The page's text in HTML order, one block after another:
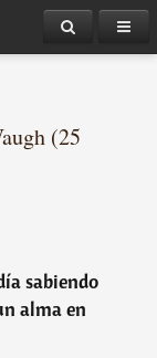
(25
sabiendo
alma en